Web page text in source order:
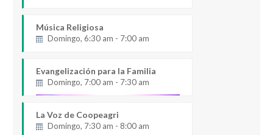
Música Religiosa
Domingo, 6:30 am - 7:00 am
Evangelización para la Familia
Domingo, 7:00 am - 7:30 am
La Voz de Coopeagri
Domingo, 7:30 am - 8:00 am